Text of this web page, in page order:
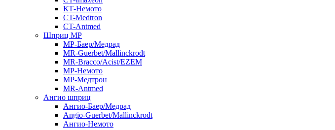
КТ-Немото
CT-Medtron
CT-Antmed
Шприц МР
МР-Баер/Медрад
MR-Guerbet/Mallinckrodt
MR-Bracco/Acist/EZEM
МР-Немото
МР-Медтрон
MR-Antmed
Ангио шприц
Ангио-Баер/Медрад
Angio-Guerbet/Mallinckrodt
Ангио-Немото